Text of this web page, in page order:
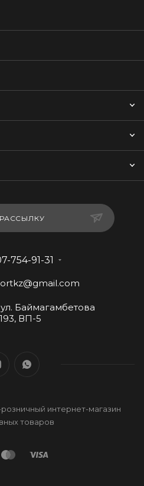
754-91-31
Баймагамбетова
193, ВП-5
интернет-магазин
товаров